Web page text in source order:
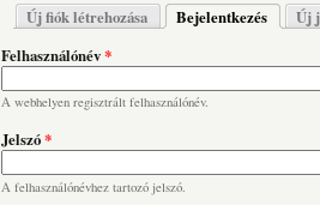
Elsődleges fülek
Új fiók létrehozása Bejelentkezés (aktív
Új
Felhasználónév*
A webhelyen regisztrált felhasználónév.
Jelszó*
A felhasználónévhez tartozó jelszó.